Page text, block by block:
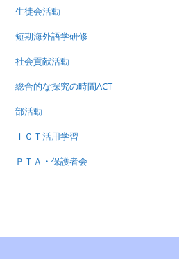
生徒会活動
短期海外語学研修
社会貢献活動
総合的な探究の時間ACT
部活動
ＩＣＴ活用学習
ＰＴＡ・保護者会